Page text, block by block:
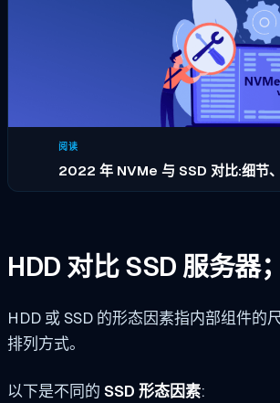
阅读
2022 年 NVMe 与 SSD 对比:细节
HDD 对比 SSD 服务器
HDD 或 SSD 的形态因素指内部组件的
排列方式。
以下是不同的 SSD 形态因素: